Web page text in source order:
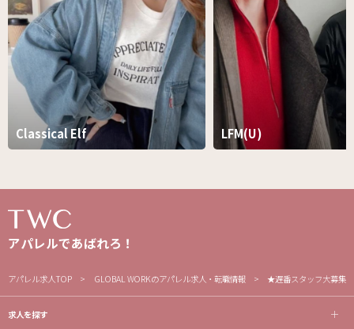
Classical Elf LFM(U)
アパレルであばれろ！
アパレル求人TOP GLOBAL WORKのアパレル求人・転職情報 ★遅番スタッフ大募集★
求人を探す